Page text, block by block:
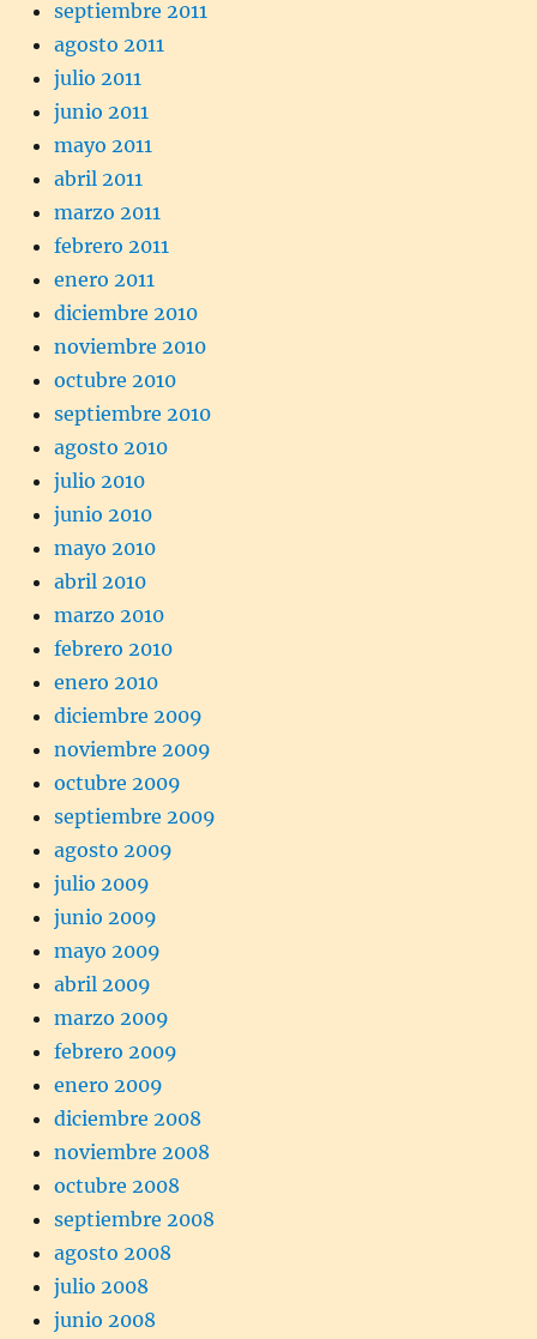
septiembre 2011
agosto 2011
julio 2011
junio 2011
mayo 2011
abril 2011
marzo 2011
febrero 2011
enero 2011
diciembre 2010
noviembre 2010
octubre 2010
septiembre 2010
agosto 2010
julio 2010
junio 2010
mayo 2010
abril 2010
marzo 2010
febrero 2010
enero 2010
diciembre 2009
noviembre 2009
octubre 2009
septiembre 2009
agosto 2009
julio 2009
junio 2009
mayo 2009
abril 2009
marzo 2009
febrero 2009
enero 2009
diciembre 2008
noviembre 2008
octubre 2008
septiembre 2008
agosto 2008
julio 2008
junio 2008